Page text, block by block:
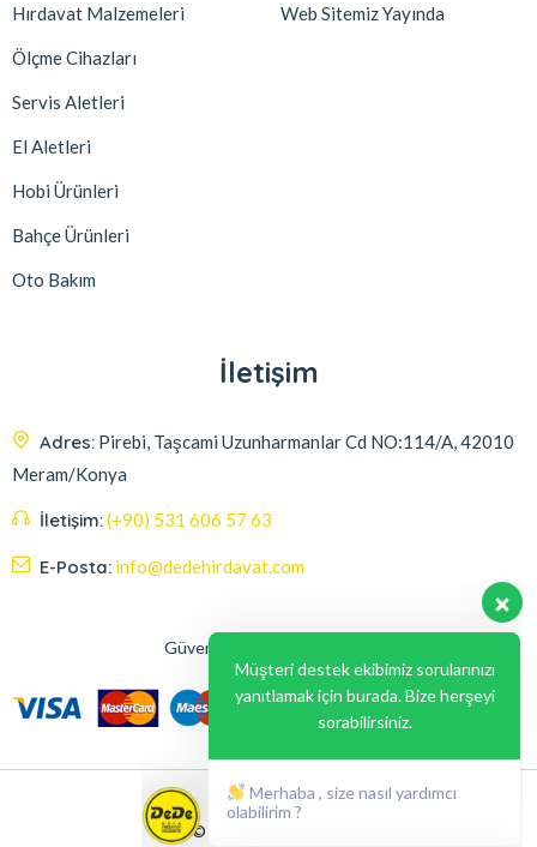
Hırdavat Malzemeleri
Ölçme Cihazları
Servis Aletleri
El Aletleri
Hobi Ürünleri
Bahçe Ürünleri
Oto Bakım
Web Sitemiz Yayında
İletişim
Adres: Pirebi, Taşcami Uzunharmanlar Cd NO:114/A, 42010
Meram/Konya
İletişim:(+90) 531 606 57 63
E-Posta: info@dedehirdavat.com
Güvenli Ödeme Seçenekleri
© 2024, Liabil Dizayn
Müşteri destek ekibimiz sorularınızı
yanıtlamak için burada. Bize herşeyi
sorabilirsiniz.
Merhaba , size nasıl yardımcı
olabilirim ?